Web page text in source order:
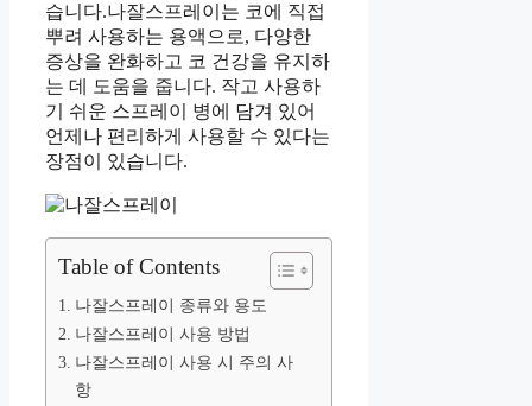
습니다.나잘스프레이는 코에 직접
뿌려 사용하는 용액으로, 다양한
증상을 완화하고 코 건강을 유지하
는 데 도움을 줍니다. 작고 사용하
기 쉬운 스프레이 병에 담겨 있어
언제나 편리하게 사용할 수 있다는
장점이 있습니다.
Table of Contents
나잘스프레이 종류와 용도
나잘스프레이 사용 방법
나잘스프레이 사용 시 주의 사
항